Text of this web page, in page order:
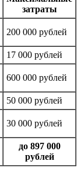
затраты
200 000 рублей
17 000 рублей
600 000 рублей
50 000 рублей
30 000 рублей
до 897 000
рублей